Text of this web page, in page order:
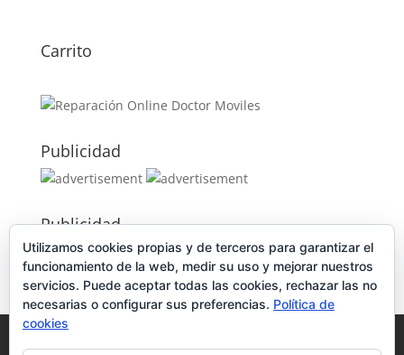
Carrito
Publicidad
Publicidad
Utilizamos cookies propias y de terceros para garantizar el
funcionamiento de la web, medir su uso y mejorar nuestros
servicios. Puede aceptar todas las cookies, rechazar las no
necesarias o configurar sus preferencias. Política de
cookies